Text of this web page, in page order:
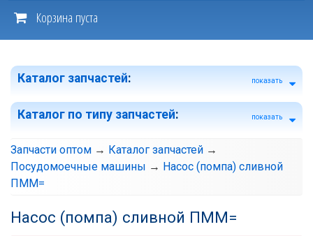
Корзина пуста
Каталог запчастей: показать
Каталог по типу запчастей: показать
Запчасти оптом → Каталог запчастей →
Посудомоечные машины → Насос (помпа) сливной
ПММ=
Насос (помпа) сливной ПММ=